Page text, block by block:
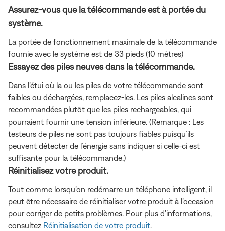
Assurez-vous que la télécommande est à portée du
système.
La portée de fonctionnement maximale de la télécommande
fournie avec le système est de 33 pieds (10 mètres)
Essayez des piles neuves dans la télécommande.
Dans l’étui où la ou les piles de votre télécommande sont
faibles ou déchargées, remplacez-les. Les piles alcalines sont
recommandées plutôt que les piles rechargeables, qui
pourraient fournir une tension inférieure. (Remarque : Les
testeurs de piles ne sont pas toujours fiables puisqu’ils
peuvent détecter de l’énergie sans indiquer si celle-ci est
suffisante pour la télécommande.)
Réinitialisez votre produit.
Tout comme lorsqu’on redémarre un téléphone intelligent, il
peut être nécessaire de réinitialiser votre produit à l’occasion
pour corriger de petits problèmes. Pour plus d’informations,
consultez Réinitialisation de votre produit.